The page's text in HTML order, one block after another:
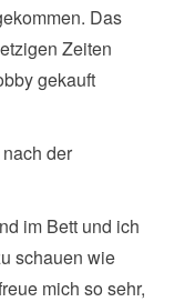
Das
Zeiten
gekauft
der
im Bett und ich
schauen wie
mich so sehr,